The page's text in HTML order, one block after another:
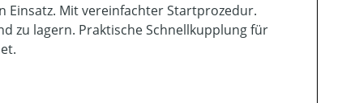
Mit vereinfachter Startprozedur.
zu lagern. Praktische Schnellkupplung für